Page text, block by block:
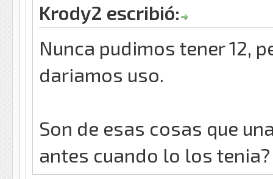
Krody2 escribió:
Nunca pudimos tener 12,
dariamos uso.
Son de esas cosas que
antes cuando lo los tenia?